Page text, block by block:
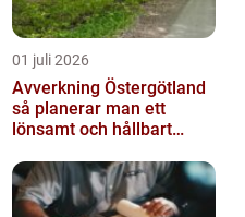
01 juli 2026
Avverkning Östergötland
så planerar man ett
lönsamt och hållbart